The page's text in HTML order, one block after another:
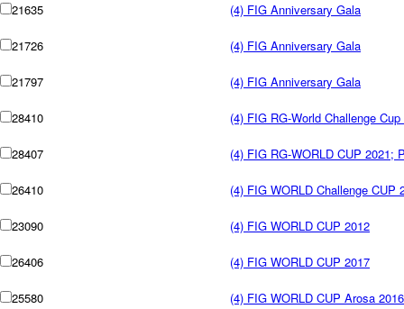
21635 (4) FIG Anniversary Gala
21726 (4) FIG Anniversary Gala
21797 (4) FIG Anniversary Gala
28410 (4) FIG RG-World Challenge
28407 (4) FIG RG-WORLD CUP 2021;
26410 (4) FIG WORLD Challenge CUP
23090 (4) FIG WORLD CUP 2012
26406 (4) FIG WORLD CUP 2017
25580 (4) FIG WORLD CUP Arosa